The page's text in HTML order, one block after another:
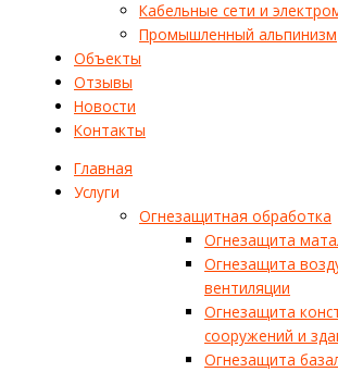
Кабельные сети и
Промышленный альпинизм
Объекты
Отзывы
Новости
Контакты
Главная
Услуги
Огнезащитная обработка
Огнезащита
Огнезащита
вентиляции
Огнезащита
сооружений и
Огнезащита